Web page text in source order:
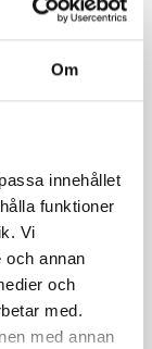
Om
innehållet
funktioner
Vi
och annan
och
med.
med annan
på L180E.